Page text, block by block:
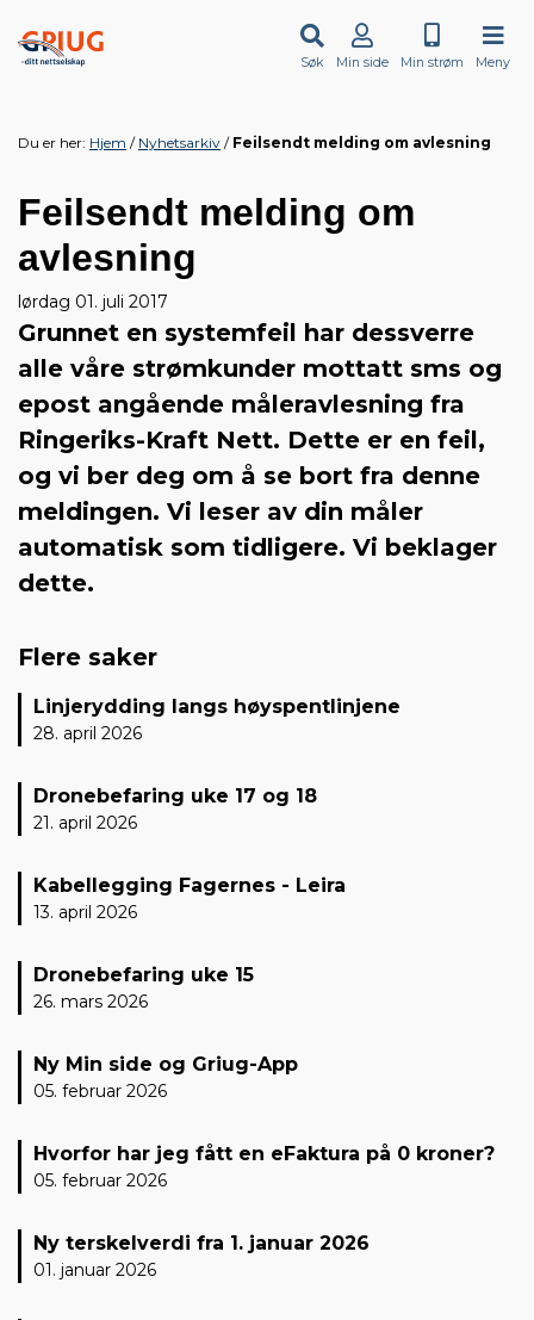
Søk Min side Min strøm Meny
Du er her: Hjem Nyhetsarkiv Feilsendt melding om avlesning
Feilsendt melding om
avlesning
lørdag 01. juli 2017
Grunnet en systemfeil har dessverre
alle våre strømkunder mottatt sms og
epost angående måleravlesning fra
Ringeriks-Kraft Nett. Dette er en feil,
og vi ber deg om å se bort fra denne
meldingen. Vi leser av din måler
automatisk som tidligere. Vi beklager
dette.
Flere saker
Linjerydding langs høyspentlinjene
28. april 2026
Dronebefaring uke 17 og 18
21. april 2026
Kabellegging Fagernes - Leira
13. april 2026
Dronebefaring uke 15
26. mars 2026
Ny Min side og Griug-App
05. februar 2026
Hvorfor har jeg fått en eFaktura på 0 kroner?
05. februar 2026
Ny terskelverdi fra 1. januar 2026
01. januar 2026